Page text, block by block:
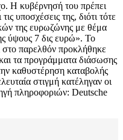
Η κυβέρνησή του πρέπει
υποσχέσεις της, διότι τότε
της ευρωζώνης με θέμα
ύψους 7 δις ευρώ». Το
στο παρελθόν προκλήθηκε
τα προγράμματα διάσωσης
καθυστέρηση καταβολής
στιγμή κατέληγαν οι
πληροφοριών: Deutsche